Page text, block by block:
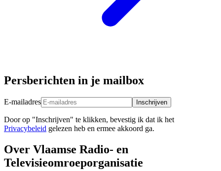
Persberichten in je mailbox
E-mailadres Inschrijven
Door op "Inschrijven" te klikken, bevestig ik dat ik het
Privacybeleid gelezen heb en ermee akkoord ga.
Over Vlaamse Radio- en
Televisieomroeporganisatie